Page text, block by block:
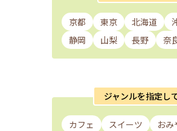
京都 東京 北海道
静岡
山梨 長野 奈
ジャンルを指定し
カフェ スイーツ おみ